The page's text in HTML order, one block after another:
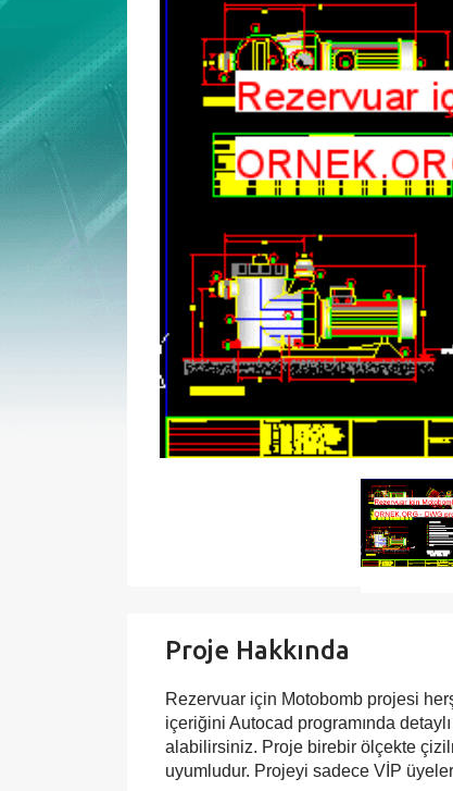
Proje Hakkında
Rezervuar için Motobomb projesi
içeriğini Autocad programında
alabilirsiniz. Proje birebir ölçekte
uyumludur. Projeyi sadece VİP